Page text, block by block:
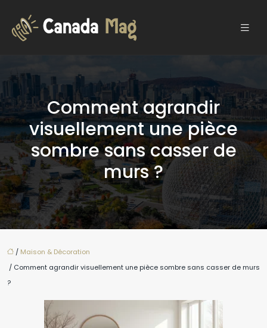
Comment agrandir
visuellement une pièce
sombre sans casser de
murs ?
/ Maison & Décoration
/ Comment agrandir visuellement une pièce sombre sans casser de murs
?